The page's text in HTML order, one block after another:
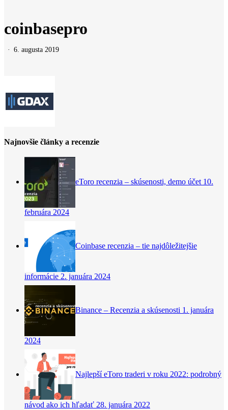
coinbasepro
6. augusta 2019
Najnovšie články a recenzie
eToro recenzia – skúsenosti, demo účet 10.
februára 2024
Coinbase recenzia – tie najdôležitejšie
informácie 2. januára 2024
Binance – Recenzia a skúsenosti 1. januára
2024
Najlepší eToro traderi v roku 2022: podrobný
návod ako ich hľadať 28. januára 2022